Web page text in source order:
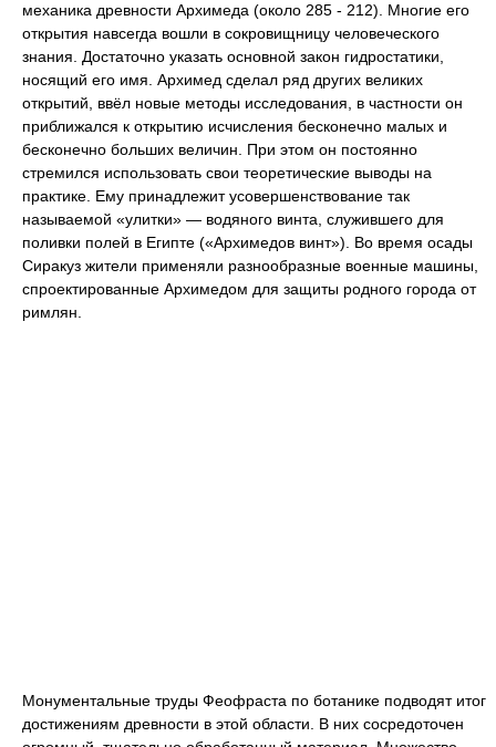
механика древности Архимеда (около 285 - 212). Многие его
открытия навсегда вошли в сокровищницу человеческого
знания. Достаточно указать основной закон гидростатики,
носящий его имя. Архимед сделал ряд других великих
открытий, ввёл новые методы исследования, в частности он
приближался к открытию исчисления бесконечно малых и
бесконечно больших величин. При этом он постоянно
стремился использовать свои теоретические выводы на
практике. Ему принадлежит усовершенствование так
называемой «улитки» — водяного винта, служившего для
поливки полей в Египте («Архимедов винт»). Во время осады
Сиракуз жители применяли разнообразные военные машины,
спроектированные Архимедом для защиты родного города от
римлян.
Монументальные труды Феофраста по ботанике подводят итог
достижениям древности в этой области. В них сосредоточен